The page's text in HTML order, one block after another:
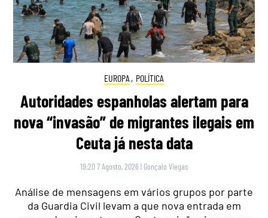
EUROPA , POLÍTICA
Autoridades espanholas alertam para
nova “invasão” de migrantes ilegais em
Ceuta já nesta data
19:20 7 Agosto, 2026 | Gonçalo Viegas
Análise de mensagens em vários grupos por parte
da Guardia Civil levam a que nova entrada em